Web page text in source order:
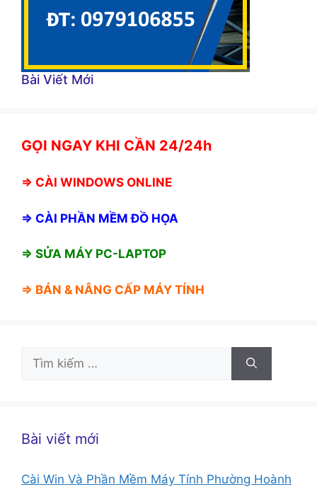
Bài Viết Mới
GỌI NGAY KHI CẦN 24/24h
⇒ CÀI WINDOWS ONLINE
⇒ CÀI PHẦN MỀM ĐỒ HỌA
⇒ SỬA MÁY PC-LAPTOP
⇒ BÁN & NÂNG CẤP MÁY TÍNH
Tìm
kiếm
Bài viết mới
Cài Win Và Phần Mềm Máy Tính Phường Hoành